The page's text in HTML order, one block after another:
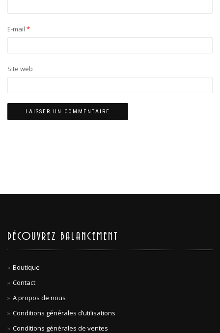
E-mail *
Site web
DÉCOUVREZ BALANCEMENT
Boutique
Contact
A propos de nous
Conditions générales d’utilisations
Conditions générales de ventes